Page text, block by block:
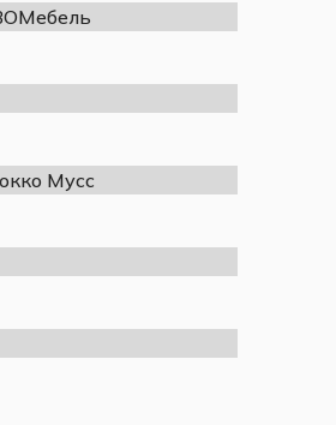
к появлению царапин. Корпус
Изделие требует сборки (монтаж
Полиуретановая эмаль
Мусс